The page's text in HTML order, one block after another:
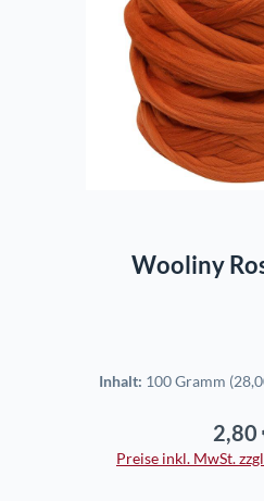
In den
Wooliny
Inhalt: 100 Gramm
2,80
Preise inkl. MwSt.